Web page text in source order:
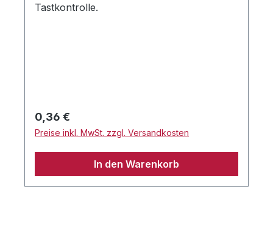
Tastkontrolle.
Regulärer Preis:
0,36 €
Preise inkl. MwSt. zzgl. Versandkosten
In den Warenkorb